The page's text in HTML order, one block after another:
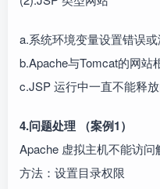
a.系统环境变量设置错误
b.Apache与Tomcat的网站
c.JSP 运行中一直不能释
4.问题处理 （案例1）
Apache 虚拟主机不能访问
方法：设置目录权限